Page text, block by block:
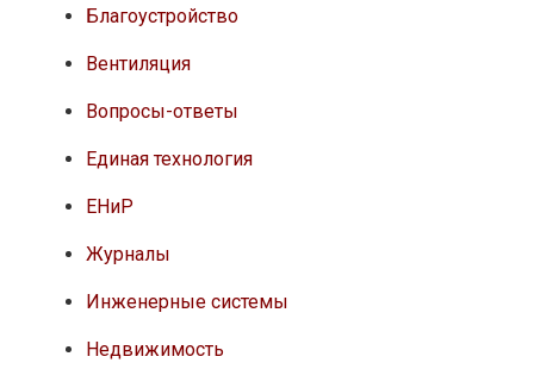
Благоустройство
Вентиляция
Вопросы-ответы
Единая технология
ЕНиР
Журналы
Инженерные системы
Недвижимость